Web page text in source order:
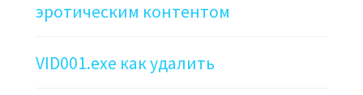
эротическим контентом
VID001.exe как удалить